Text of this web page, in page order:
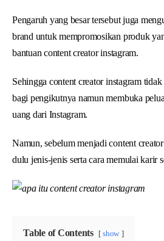
Pengaruh yang besar tersebut juga
brand untuk mempromosikan produk
bantuan content creator instagram.
Sehingga content creator instagram
bagi pengikutnya namun membuka
uang dari Instagram.
Namun, sebelum menjadi content
dulu jenis-jenis serta cara memulai karir
Table of Contents show